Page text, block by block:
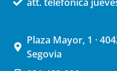
Plaza Mayor, 1 ·
Segovia